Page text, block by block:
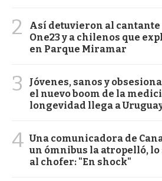
2
Así detuvieron al cantante
One23 y a chilenos que
en Parque Miramar
3
Jóvenes, sanos y
el nuevo boom de la
longevidad llega a
4 Una comunicadora de
un ómnibus la atropelló,
al chofer: "En shock"